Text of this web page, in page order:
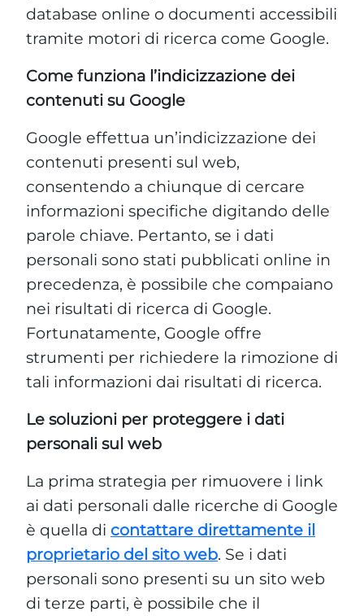
database online o documenti accessibili
tramite motori di ricerca come Google.
Come funziona l’indicizzazione dei
contenuti su Google
Google effettua un’indicizzazione dei
contenuti presenti sul web,
consentendo a chiunque di cercare
informazioni specifiche digitando delle
parole chiave. Pertanto, se i dati
personali sono stati pubblicati online in
precedenza, è possibile che compaiano
nei risultati di ricerca di Google.
Fortunatamente, Google offre
strumenti per richiedere la rimozione di
tali informazioni dai risultati di ricerca.
Le soluzioni per proteggere i dati
personali sul web
La prima strategia per rimuovere i link
ai dati personali dalle ricerche di Google
è quella di contattare direttamente il
proprietario del sito web. Se i dati
personali sono presenti su un sito web
di terze parti, è possibile che il